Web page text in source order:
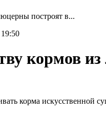
построят в...
кормов
корма искусственной